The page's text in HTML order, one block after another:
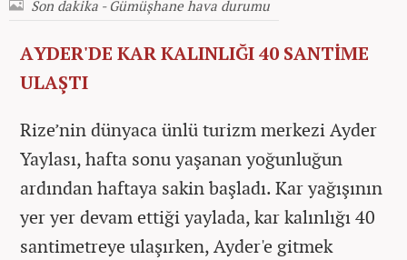
Son dakika - Gümüşhane hava durumu
AYDER'DE KAR KALINLIĞI 40 SANTİME
ULAŞTI
Rize’nin dünyaca ünlü turizm merkezi Ayder
Yaylası, hafta sonu yaşanan yoğunluğun
ardından haftaya sakin başladı. Kar yağışının
yer yer devam ettiği yaylada, kar kalınlığı 40
santimetreye ulaşırken, Ayder'e gitmek